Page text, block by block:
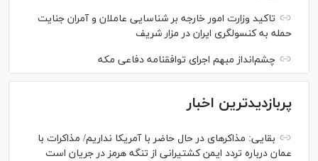
تاکید وزارت امور خارجه بر شناسایی عاملان و آمران جنایت
حمله به کنسولگری ایران در مزار شریف
چشم‌انداز مبهم اجرای توافقنامه دفاعی مکه
پربازدیدترین اخبار
بقایی: مذاکره‎ای در حال حاضر با آمریکا نداریم/ مذاکرات با
عمان درباره تردد ایمن کشتیرانی از تنگه هرمز در جریان است